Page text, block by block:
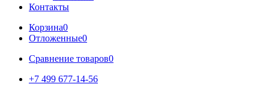
Контакты
Корзина0
Отложенные0
Сравнение товаров0
+7 499 677-14-56